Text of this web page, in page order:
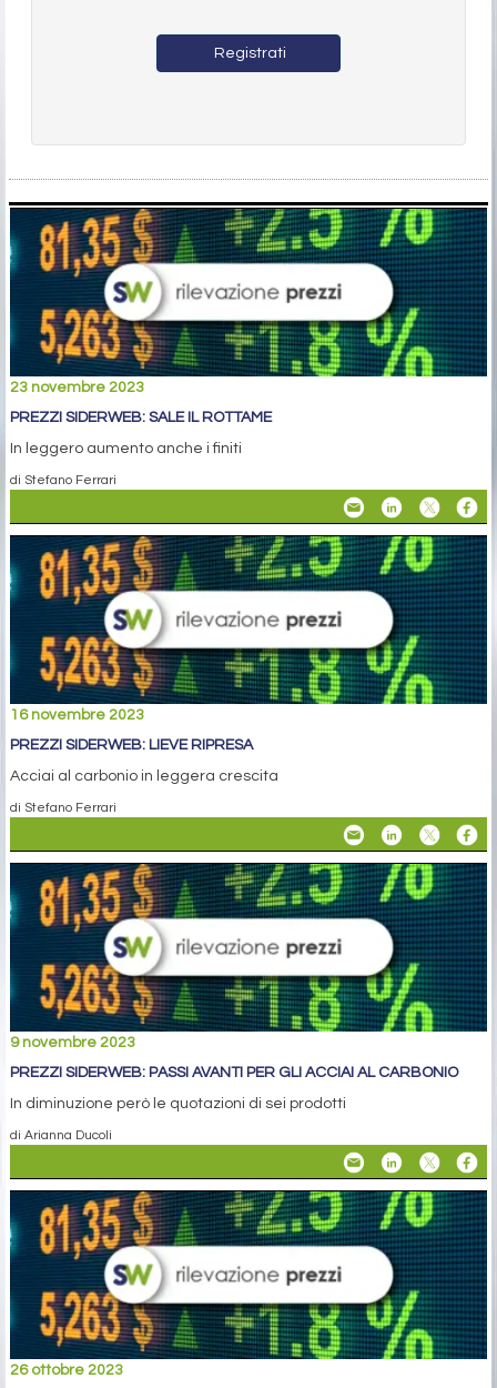
Registrati
23 novembre 2023
PREZZI SIDERWEB: SALE IL ROTTAME
In leggero aumento anche i finiti
di Stefano Ferrari
16 novembre 2023
PREZZI SIDERWEB: LIEVE RIPRESA
Acciai al carbonio in leggera crescita
di Stefano Ferrari
9 novembre 2023
PREZZI SIDERWEB: PASSI AVANTI PER GLI ACCIAI AL CARBONIO
In diminuzione però le quotazioni di sei prodotti
di Arianna Ducoli
26 ottobre 2023